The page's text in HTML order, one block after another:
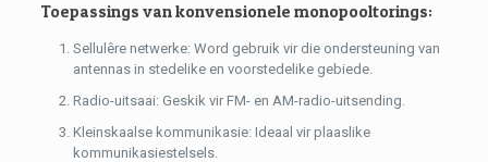
Toepassings van konvensionele monopooltorings:
Sellulêre netwerke: Word gebruik vir die ondersteuning van
antennas in stedelike en voorstedelike gebiede.
Radio-uitsaai: Geskik vir FM- en AM-radio-uitsending.
Kleinskaalse kommunikasie: Ideaal vir plaaslike
kommunikasiestelsels.